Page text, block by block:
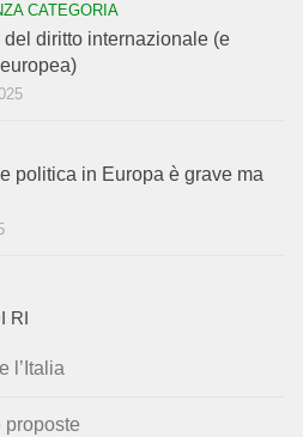
CATEGORIA
del diritto internazionale (e
politica in Europa è grave ma
RI
l’Italia
proposte